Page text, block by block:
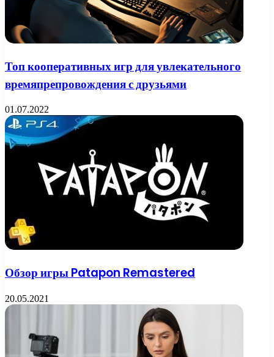
Топ кооперативных игр для увлекательного
времяпрепровождения с друзьями
01.07.2022
Обзор игры Patapon Remastered
20.05.2021